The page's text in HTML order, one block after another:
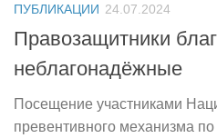
ПУБЛИКАЦИИ 24.07.2024
Правозащитники
неблагонадёжные
Посещение участниками
превентивного механизма